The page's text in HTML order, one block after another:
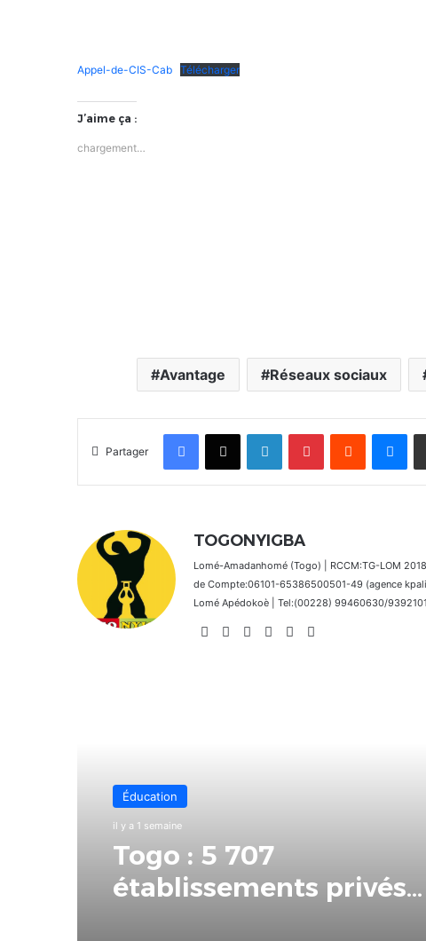
Appel-de-CIS-Cab Télécharger
J’aime ça :
chargement…
Avantage Réseaux sociaux
Partager
FacebookX Linkedin PinterestReddit
TOGONYIGBA
Lomé-Amadanhomé (Togo) | RCCM:TG-LOM
de Compte:06101-65386500501-49 (agence
Lomé Apédokoè | Tel:(00228) 99460630/
WebsiteFacebook
X LinkedinInstagram
Éducation
il y a 1 semaine
Togo : 5 707
établissements privés